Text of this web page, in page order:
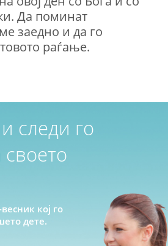
Да поминат
заедно и да го
раѓање.
следи го
своето
кој го
дете.